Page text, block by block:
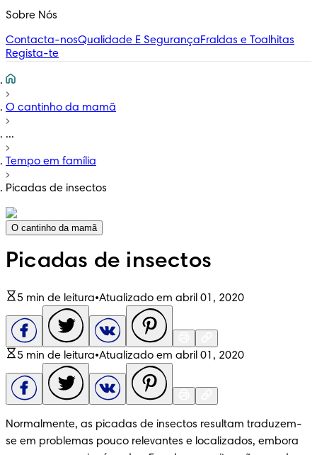
Sobre Nós
Contacta-nosQualidade E SegurançaFraldas e Toalhitas
Regista-te
O cantinho da mamã
...
Tempo em família
Picadas de insectos
O cantinho da mamã
Picadas de insectos
5 min de leitura•Atualizado em abril 01, 2020
5 min de leitura•Atualizado em abril 01, 2020
Normalmente, as picadas de insectos resultam traduzem-
se em problemas pouco relevantes e localizados, embora